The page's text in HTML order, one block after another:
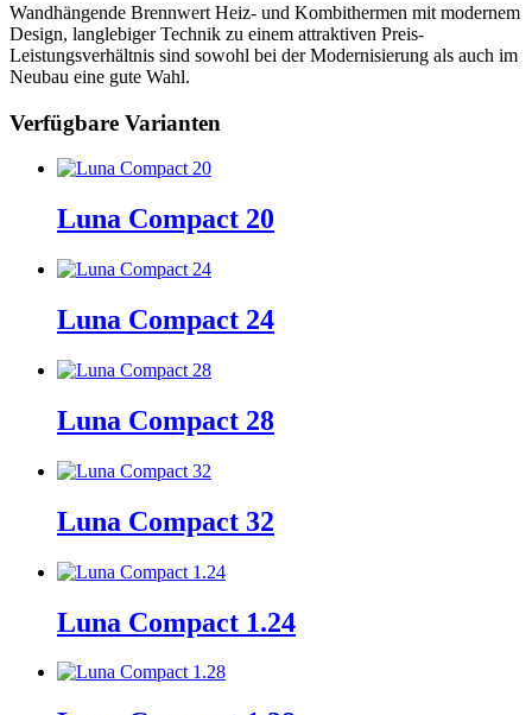
Wandhängende Brennwert Heiz- und Kombithermen mit modernem
Design, langlebiger Technik zu einem attraktiven Preis-
Leistungsverhältnis sind sowohl bei der Modernisierung als auch im
Neubau eine gute Wahl.
Verfügbare Varianten
Luna Compact 20
Luna Compact 24
Luna Compact 28
Luna Compact 32
Luna Compact 1.24